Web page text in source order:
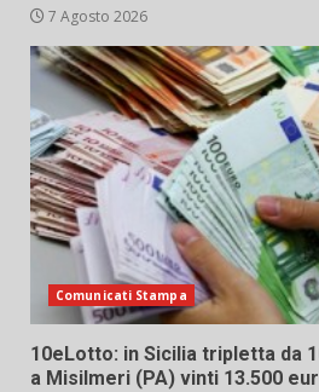
7 Agosto 2026
Comunicati Stampa
10eLotto: in Sicilia tripletta da
a Misilmeri (PA) vinti 13.500